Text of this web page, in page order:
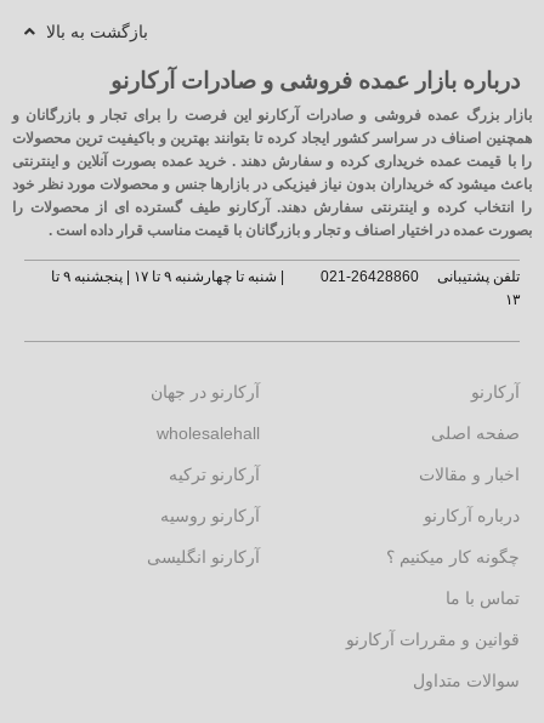
بازگشت به بالا
درباره بازار عمده فروشی و صادرات آرکارنو
بازار بزرگ عمده فروشی و صادرات آرکارنو این فرصت را برای تجار و بازرگانان و
همچنین اصناف در سراسر کشور ایجاد کرده تا بتوانند بهترین و باکیفیت ترین محصولات
را با قیمت عمده خریداری کرده و سفارش دهند . خرید عمده بصورت آنلاین و اینترنتی
باعث میشود که خریداران بدون نیاز فیزیکی در بازارها جنس و محصولات مورد نظر خود
را انتخاب کرده و اینترنتی سفارش دهند. آرکارنو طیف گسترده ای از محصولات را
بصورت عمده در اختیار اصناف و تجار و بازرگانان با قیمت مناسب قرار داده است .
تلفن پشتیبانی 26428860-021
| شنبه تا چهارشنبه ۹ تا ۱۷ | پنجشنبه ۹ تا
۱۳
آرکارنو
صفحه اصلی
اخبار و مقالات
درباره آرکارنو
چگونه کار میکنیم ؟
تماس با ما
قوانین و مقررات آرکارنو
سوالات متداول
آرکارنو در جهان
wholesalehall
آرکارنو ترکیه
آرکارنو روسیه
آرکارنو انگلیسی